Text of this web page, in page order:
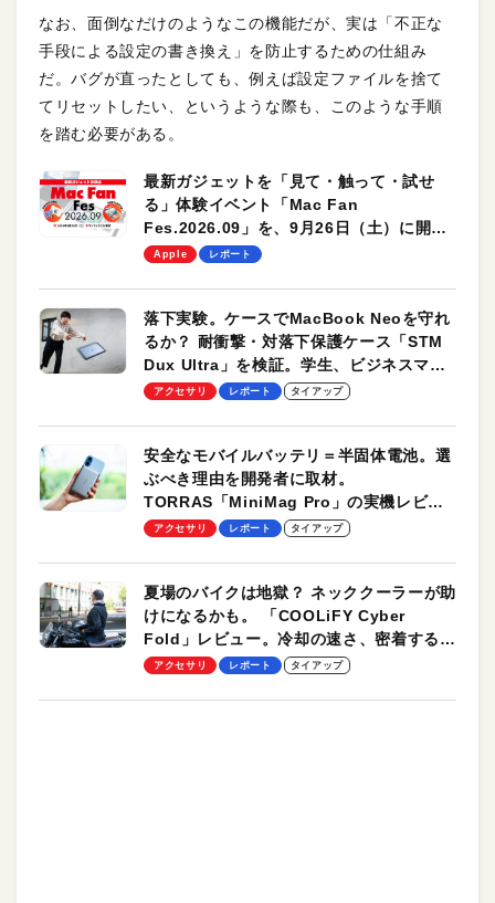
なお、面倒なだけのようなこの機能だが、実は「不正な
手段による設定の書き換え」を防止するための仕組み
だ。バグが直ったとしても、例えば設定ファイルを捨て
てリセットしたい、というような際も、このような手順
を踏む必要がある。
最新ガジェットを「見て・触って・試せ
る」体験イベント「Mac Fan
Fes.2026.09」を、9月26日（土）に開催
します！
Apple レポート
落下実験。ケースでMacBook Neoを守れ
るか？ 耐衝撃・対落下保護ケース「STM
Dux Ultra」を検証。学生、ビジネスマン
のモバイルユースに最適！
アクセサリ レポート タイアップ
安全なモバイルバッテリ＝半固体電池。選
ぶべき理由を開発者に取材。
TORRAS「MiniMag Pro」の実機レビュ
ーも
アクセサリ レポート タイアップ
夏場のバイクは地獄？ ネッククーラーが助
けになるかも。 「COOLiFY Cyber
Fold」レビュー。冷却の速さ、密着する冷
却プレート、シンプルな操作性がグッド！
アクセサリ レポート タイアップ